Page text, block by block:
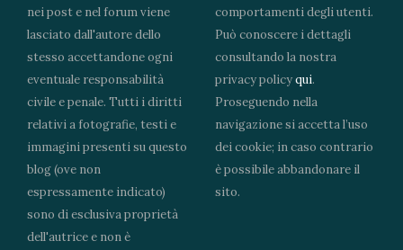
nei post e nel forum viene
lasciato dall'autore dello
stesso accettandone ogni
eventuale responsabilità
civile e penale. Tutti i diritti
relativi a fotografie, testi e
immagini presenti su questo
blog (ove non
espressamente indicato)
sono di esclusiva proprietà
dell'autrice e non è
comportamenti degli utenti.
Può conoscere i dettagli
consultando la nostra
privacy policyqui.
Proseguendo nella
navigazione si accetta l’uso
dei cookie; in caso contrario
è possibile abbandonare il
sito.